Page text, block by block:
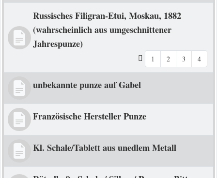
Russisches Filigran-Etui, Moskau, 1882
(wahrscheinlich aus umgeschnittener
Jahrespunze)
1 2 3 4
unbekannte punze auf Gabel
Französische Hersteller Punze
Kl. Schale/Tablett aus unedlem Metall